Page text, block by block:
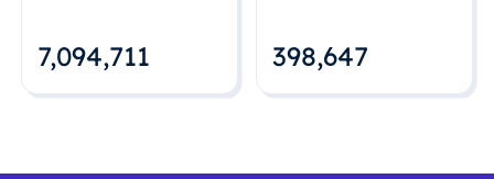
7,094,712 398,648